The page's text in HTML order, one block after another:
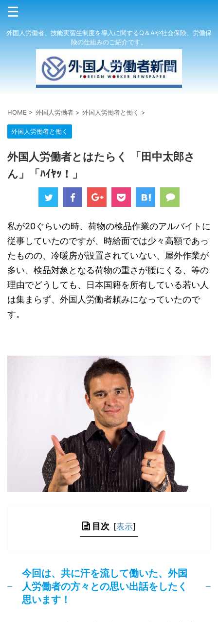
外国人労働者、技能実習生制度を導入に関するQ＆Aや社会保険、労働保
険の仕組みのご紹介です。
HOME > 外国人労働者 > 外国人労働者と働く >
外国人労働者と働く
外国人労働者とはたらく 「田中太郎さ
ん」「ﾊｲﾔｯ！」
私が20ぐらいの時、荷物の検品作業のアルバイトに
従事していたのですが、時給面では少々高額であっ
たものの、冷暖房が設置されていない、屋外作業が
多い、検品対象となる荷物の重さが腰にくる、等の
理由でどうしても、日本国籍を所有している若い人
は集まらず、外国人労働者頼みになっていたので
す。
目次 [表示]
今回は、共に汗を流して働いた、外国
人労働者の方々との思い出話をしたく
思います！